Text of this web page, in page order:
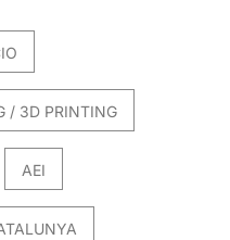
/ 3D PRINTING
AEI